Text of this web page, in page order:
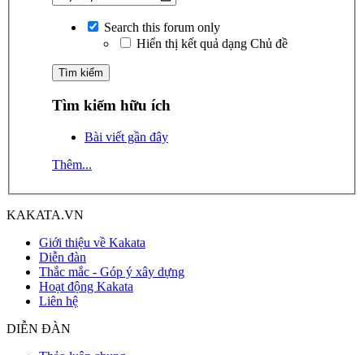
Search this forum only
Hiển thị kết quả dạng Chủ đề
Tìm kiếm hữu ích
Bài viết gần đây
Thêm...
KAKATA.VN
Giới thiệu về Kakata
Diễn đàn
Thắc mắc - Góp ý xây dựng
Hoạt động Kakata
Liên hệ
DIỄN ĐÀN